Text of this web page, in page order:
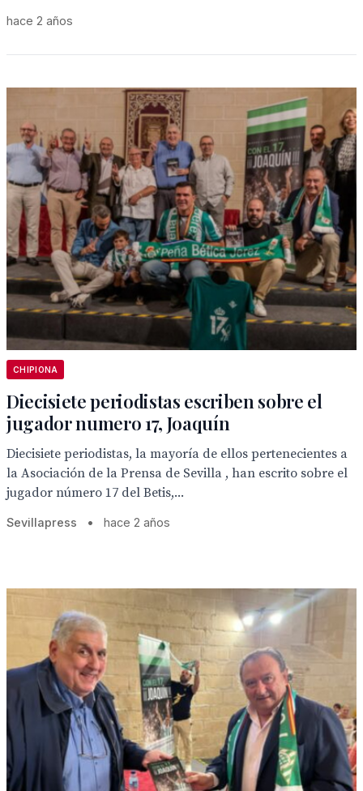
hace 2 años
CHIPIONA
Diecisiete periodistas escriben sobre el
jugador numero 17, Joaquín
Diecisiete periodistas, la mayoría de ellos pertenecientes a
la Asociación de la Prensa de Sevilla , han escrito sobre el
jugador número 17 del Betis,...
Sevillapress • hace 2 años